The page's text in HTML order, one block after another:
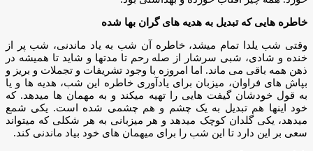
خاطره هایی که تبدیل به هدیه های گران بها شده
وقتی شب یلدا تمام میشد، خاطره آن شب به یاد ماندنی، شب پر از
خنده و شادی، شبی سرشار از صله رحم تا مدتها و شاید تا همیشه در
ذهن همه باقی می ماند. اما امروزه با وجود تشریفات و تجملات و بریز و
بپاش های فراوان، میزبان برای یادآوری خاطره این شب، هدیه ها و یا
به قول خودشان گیفت هایی را تهیه میکند و به مهمان ها میدهد. که
خود اینها هم تبدیل به یک چشم و هم چشمی شده است. یکی شمع
میدهد، یکی گلدان کوچک میدهد و هر میزبانی به هر شکلی که میتواند
سعی بر این دارد تا این شب را برای میهمان های خود بیاد ماندنی کند.